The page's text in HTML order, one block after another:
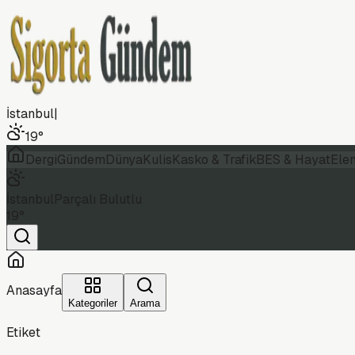
İstanbul|
19°
DergiGündemDünyaKulisKasko & TrafikBES & Hayat
Anasayfa
Kategoriler Arama
Etiket